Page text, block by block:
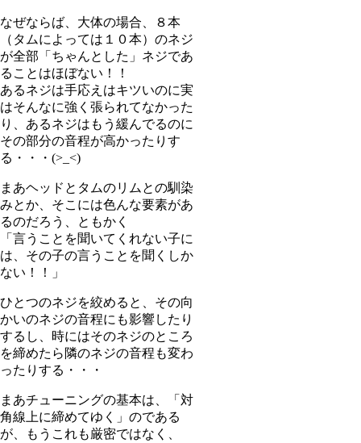
なぜならば、大体の場合、８本
（タムによっては１０本）のネジ
が全部「ちゃんとした」ネジであ
ることはほぼない！！
あるネジは手応えはキツいのに実
はそんなに強く張られてなかった
り、あるネジはもう緩んでるのに
その部分の音程が高かったりす
る・・・(>_<)
まあヘッドとタムのリムとの馴染
みとか、そこには色んな要素があ
るのだろう、ともかく
「言うことを聞いてくれない子に
は、その子の言うことを聞くしか
ない！！」
ひとつのネジを絞めると、その向
かいのネジの音程にも影響したり
するし、時にはそのネジのところ
を締めたら隣のネジの音程も変わ
ったりする・・・
まあチューニングの基本は、「対
角線上に締めてゆく」のである
が、もうこれも厳密ではなく、